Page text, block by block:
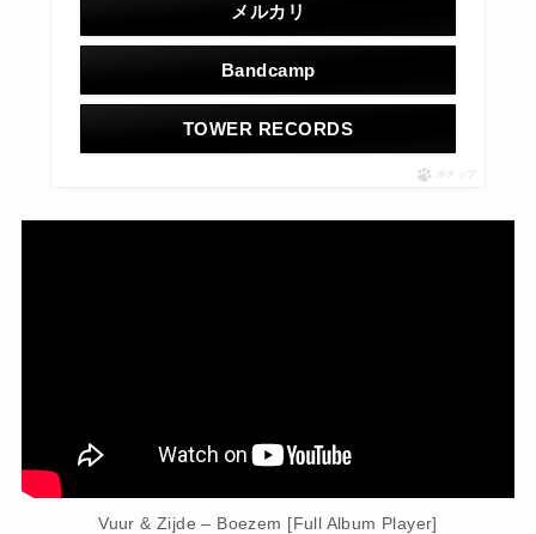
メルカリ
Bandcamp
TOWER RECORDS
ポチップ
Vuur & Zijde – Boezem [Full Album Player]